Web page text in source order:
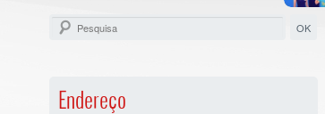
Endereço